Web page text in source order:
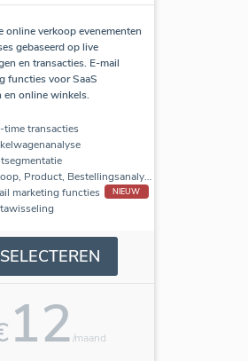
online verkoop evenementen
gebaseerd op live
en transacties. E-mail
functies voor SaaS
en online winkels.
time transacties
Verkoop, Product, Bestellingsanalyse
marketing functies
NIEUW
SELECTEREN
12/maand